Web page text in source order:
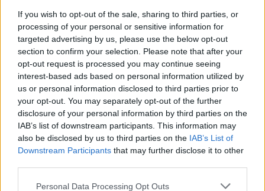
If you wish to opt-out of the sale, sharing to third parties, or
processing of your personal or sensitive information for
targeted advertising by us, please use the below opt-out
section to confirm your selection. Please note that after your
opt-out request is processed you may continue seeing
interest-based ads based on personal information utilized by
us or personal information disclosed to third parties prior to
your opt-out. You may separately opt-out of the further
disclosure of your personal information by third parties on the
IAB’s list of downstream participants. This information may
also be disclosed by us to third parties on the IAB’s List of
Downstream Participants that may further disclose it to other
Please note that this website/app uses one or more Google
Personal Data Processing Opt Outs
Αθλητισμός|07.09.2025 10:02
Σήμερα η μεγάλη μάχη της Εθνικής
με το Ισραήλ - Η ώρα και το κανάλι
μετάδοσης
To δίδυμο των Τζόρνταν Λόιντ και Ματέους
Πονίτκα ήταν ασταμάτητο και οι Πολωνοί
κατόρθωσαν να κάμψουν την αντίσταση των